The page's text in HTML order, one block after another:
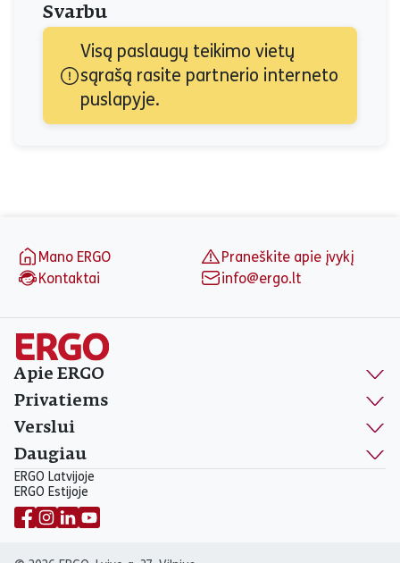
Svarbu
Visą paslaugų teikimo vietų
sąrašą rasite partnerio interneto
puslapyje.
Mano ERGO
Praneškite apie įvykį
Kontaktai
info@ergo.lt
Apie ERGO
Privatiems
Verslui
Daugiau
ERGO Latvijoje
ERGO Estijoje